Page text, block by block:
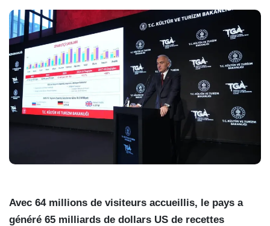
Avec 64 millions de visiteurs accueillis, le pays a
généré 65 milliards de dollars US de recettes